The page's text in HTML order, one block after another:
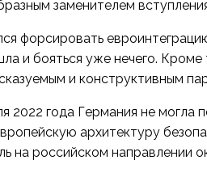
заменителем
форсировать
и бояться уже нечего.
и конструктивным
2022 года Германия не могла
архитектуру
на российском направлении